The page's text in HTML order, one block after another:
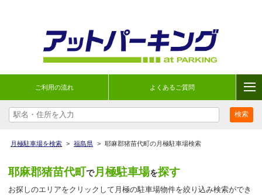
ご利用の流れ よくあるご質問
月極駐車場を検索 > 福島県 > 耶麻郡猪苗代町の月極駐車場検索
耶麻郡猪苗代町で月極駐車場を探す
お探しのエリアをクリックして月極の駐車場物件を絞り込み検索ができ